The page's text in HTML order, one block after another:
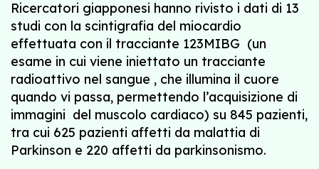
Ricercatori giapponesi hanno rivisto i dati di 13
studi con la scintigrafia del miocardio
effettuata con il tracciante 123MIBG (un
esame in cui viene iniettato un tracciante
radioattivo nel sangue , che illumina il cuore
quando vi passa, permettendo l’acquisizione di
immagini del muscolo cardiaco) su 845 pazienti,
tra cui 625 pazienti affetti da malattia di
Parkinson e 220 affetti da parkinsonismo.